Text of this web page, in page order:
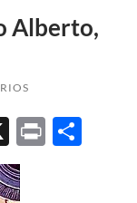
Alberto,
X Print